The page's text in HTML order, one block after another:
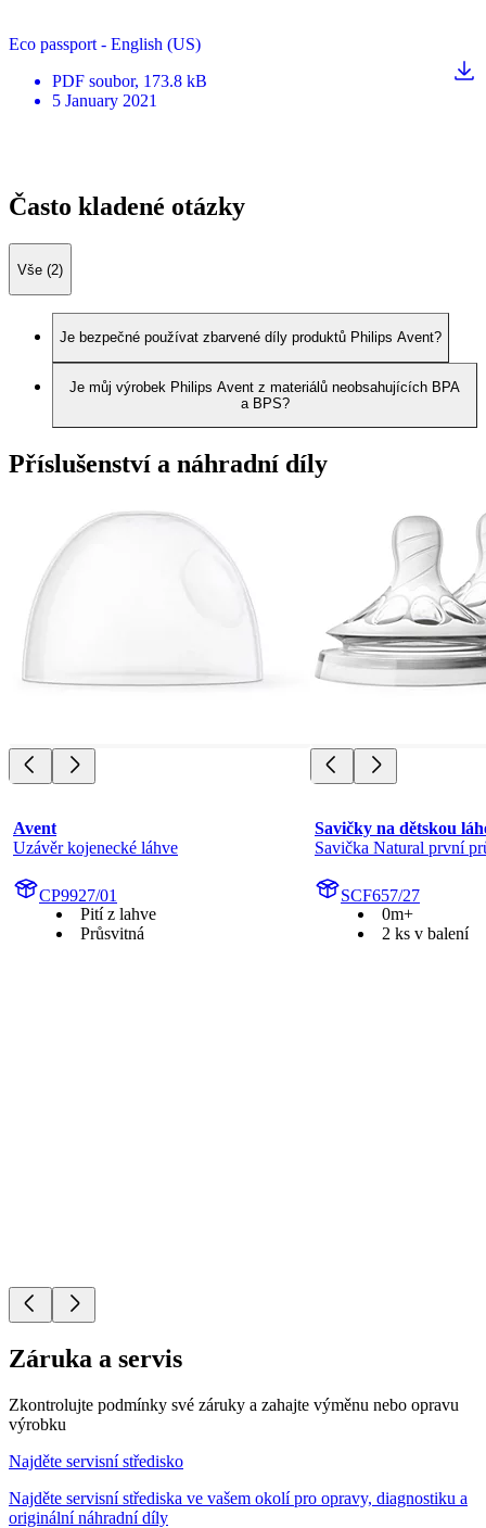
Eco passport - English (US)
PDF soubor, 173.8 kB
5 January 2021
Často kladené otázky
Vše (2)
Je bezpečné používat zbarvené díly produktů Philips Avent?
Je můj výrobek Philips Avent z materiálů neobsahujících BPA
a BPS?
Příslušenství a náhradní díly
Avent
Uzávěr kojenecké láhve
CP9927/01
Pití z lahve
Průsvitná
Savičky na dětskou
Savička Natural první
SCF657/27
0m+
2 ks v balení
Záruka a servis
Zkontrolujte podmínky své záruky a zahajte výměnu nebo opravu
výrobku
Najděte servisní středisko
Najděte servisní střediska ve vašem okolí pro opravy, diagnostiku a
originální náhradní díly